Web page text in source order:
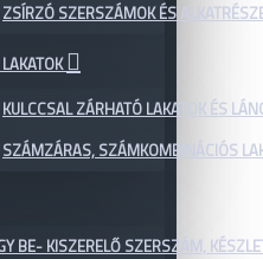
ZSÍRZÓ SZERSZÁMOK ÉS
KULCCSAL ZÁRHATÓ LAKATOK ÉS
SZÁMZÁRAS, SZÁMKOMBINÁCIÓS
BE- KISZERELŐ SZERSZÁM,